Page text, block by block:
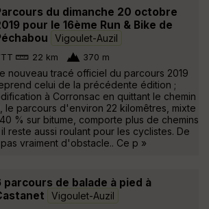
du dimanche 20 octobre
pour le 16ème Run & Bike de
Vigoulet-Auzil
22 km 370 m
nouveau tracé officiel du parcours 2019
celui de la précédente édition ;
à Corronsac en quittant le chemin
le parcours d'environ 22 kilomêtres, mixte
% sur bitume, comporte plus de chemins
reste aussi roulant pour les cyclistes. De
vraiment d'obstacle.. Ce p »
parcours de balade à pied à
Vigoulet-Auzil